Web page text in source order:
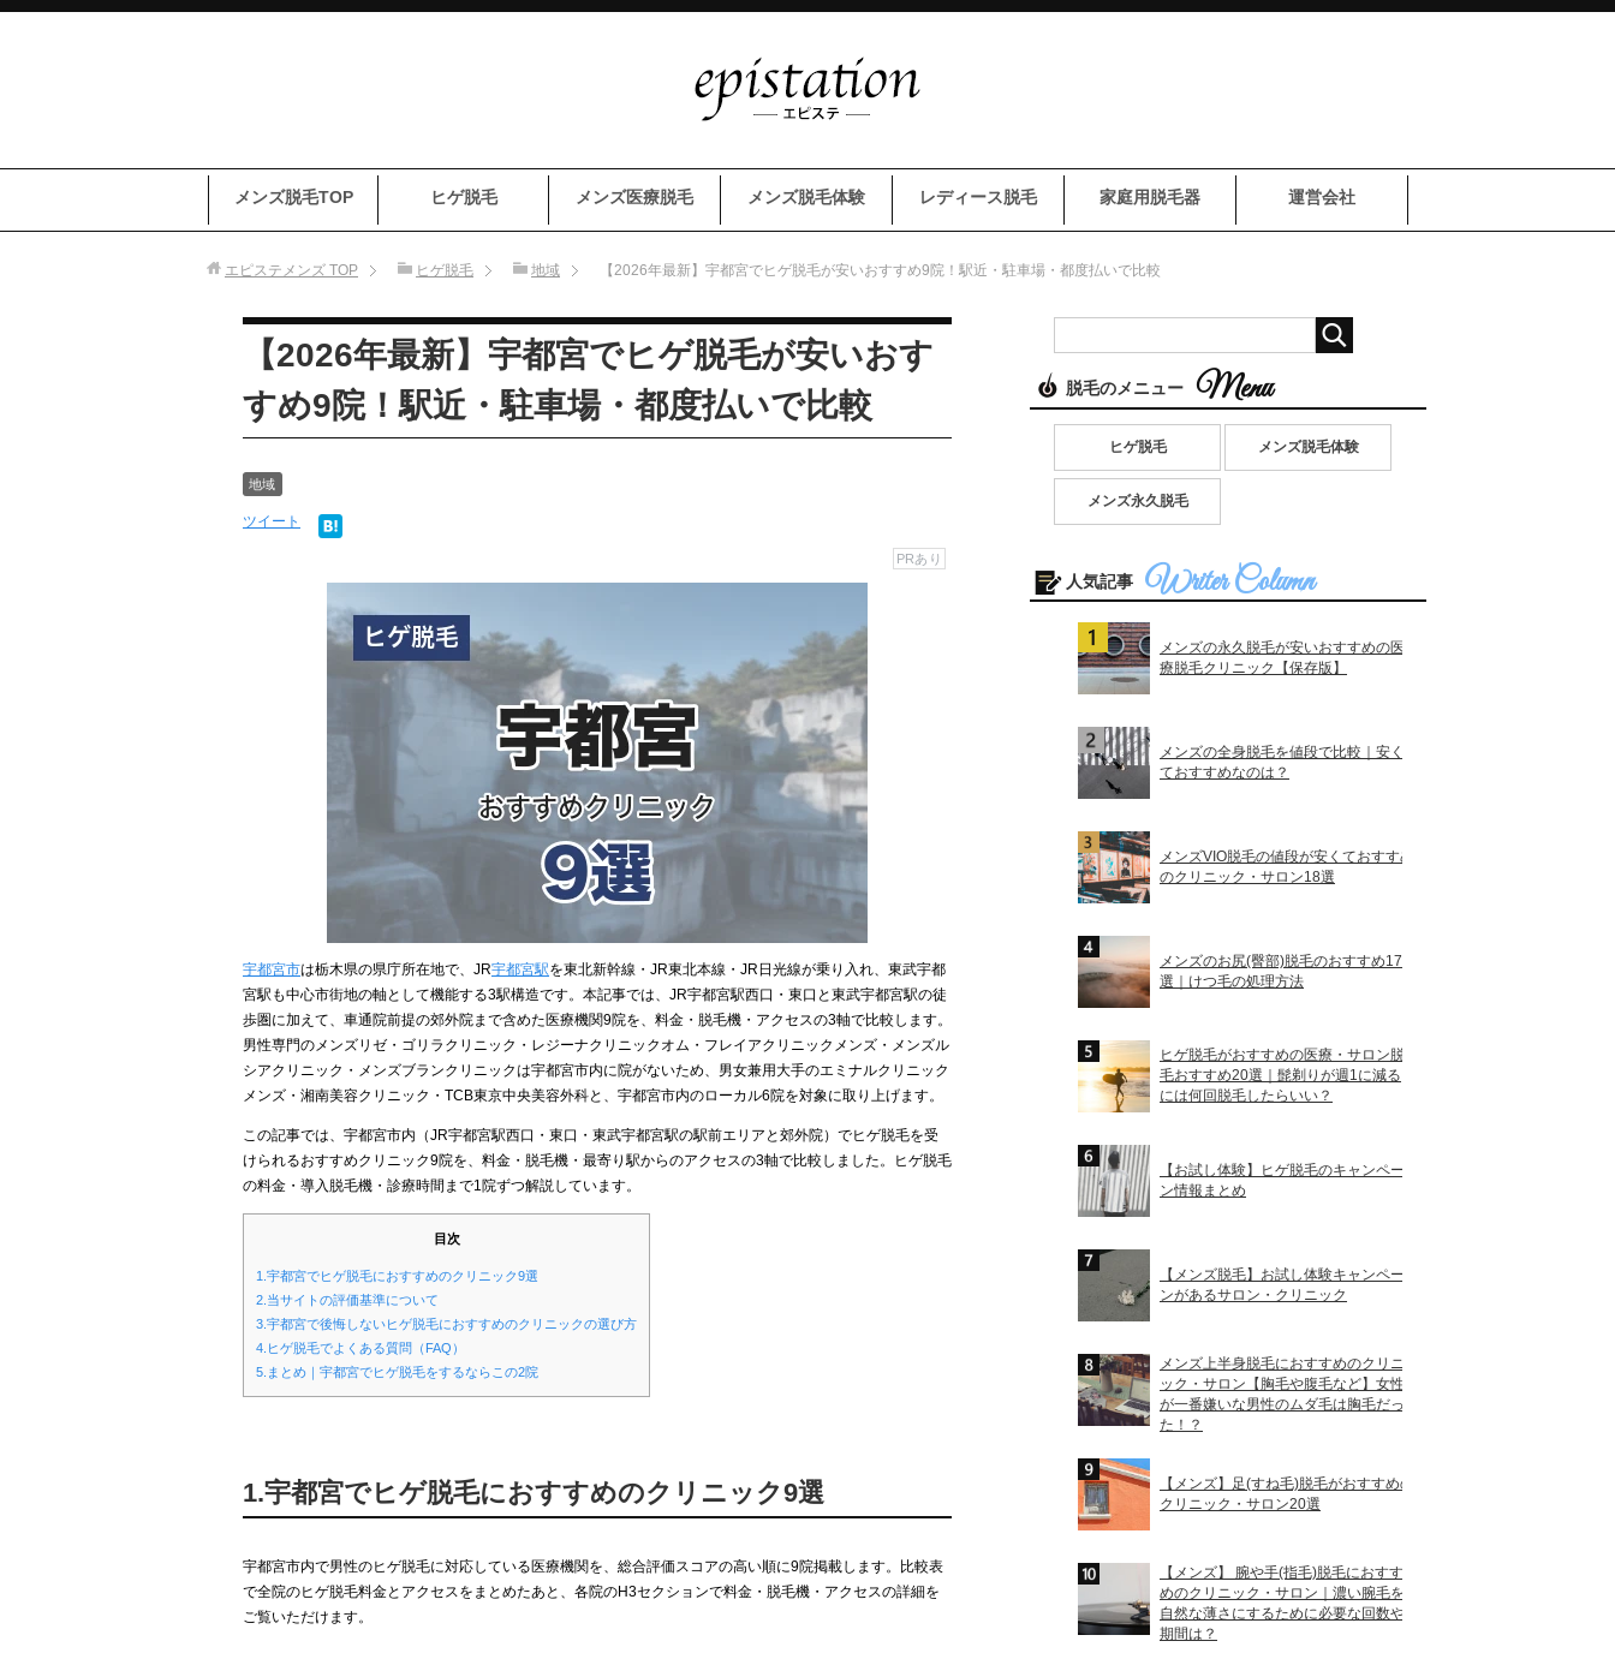
メンズ脱毛TOP ヒゲ脱毛 メンズ医療脱毛 メンズ脱毛体験 レディース脱毛 家庭用脱毛器 運営会社
エピステメンズ TOP ヒゲ脱毛 地域 【2026年最新】宇都宮でヒゲ脱毛が安いおすすめ9院！駅近・駐車場・都度払いで比較
【2026年最新】宇都宮でヒゲ脱毛が安いおす
すめ9院！駅近・駐車場・都度払いで比較
地域
ツイート
PRあり
宇都宮市は栃木県の県庁所在地で、JR宇都宮駅を東北新幹線・JR東北本線・JR日光線が乗り入れ、東武宇都
宮駅も中心市街地の軸として機能する3駅構造です。本記事では、JR宇都宮駅西口・東口と東武宇都宮駅の徒
歩圏に加えて、車通院前提の郊外院まで含めた医療機関9院を、料金・脱毛機・アクセスの3軸で比較します。
男性専門のメンズリゼ・ゴリラクリニック・レジーナクリニックオム・フレイアクリニックメンズ・メンズル
シアクリニック・メンズブランクリニックは宇都宮市内に院がないため、男女兼用大手のエミナルクリニック
メンズ・湘南美容クリニック・TCB東京中央美容外科と、宇都宮市内のローカル6院を対象に取り上げます。
この記事では、宇都宮市内（JR宇都宮駅西口・東口・東武宇都宮駅の駅前エリアと郊外院）でヒゲ脱毛を受
けられるおすすめクリニック9院を、料金・脱毛機・最寄り駅からのアクセスの3軸で比較しました。ヒゲ脱毛
の料金・導入脱毛機・診療時間まで1院ずつ解説しています。
目次
1.宇都宮でヒゲ脱毛におすすめのクリニック9選
2.当サイトの評価基準について
3.宇都宮で後悔しないヒゲ脱毛におすすめのクリニックの選び方
4.ヒゲ脱毛でよくある質問（FAQ）
5.まとめ｜宇都宮でヒゲ脱毛をするならこの2院
1.宇都宮でヒゲ脱毛におすすめのクリニック9選
宇都宮市内で男性のヒゲ脱毛に対応している医療機関を、総合評価スコアの高い順に9院掲載します。比較表
で全院のヒゲ脱毛料金とアクセスをまとめたあと、各院のH3セクションで料金・脱毛機・アクセスの詳細を
ご覧いただけます。
脱毛のメニュー
ヒゲ脱毛 メンズ脱毛体験
メンズ永久脱毛
人気記事
メンズの永久脱毛が安いおすすめの医
療脱毛クリニック【保存版】
メンズの全身脱毛を値段で比較｜安く
ておすすめなのは？
メンズVIO脱毛の値段が安くておすすめ
のクリニック・サロン18選
メンズのお尻(臀部)脱毛のおすすめ17
選｜けつ毛の処理方法
ヒゲ脱毛がおすすめの医療・サロン脱
毛おすすめ20選｜髭剃りが週1に減る
には何回脱毛したらいい？
【お試し体験】ヒゲ脱毛のキャンペー
ン情報まとめ
【メンズ脱毛】お試し体験キャンペー
ンがあるサロン・クリニック
メンズ上半身脱毛におすすめのクリニ
ック・サロン【胸毛や腹毛など】女性
が一番嫌いな男性のムダ毛は胸毛だっ
た！？
【メンズ】足(すね毛)脱毛がおすすめの
クリニック・サロン20選
【メンズ】 腕や手(指毛)脱毛におすす
めのクリニック・サロン｜濃い腕毛を
自然な薄さにするために必要な回数や
期間は？